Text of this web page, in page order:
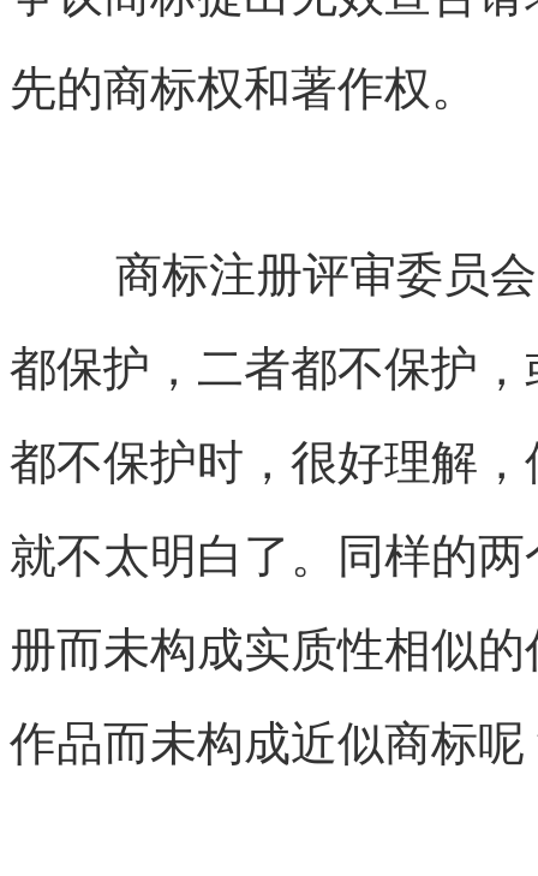
先的商标权和著作权。
商标注册评审委员
都保护，二者都不保护
都不保护时，很好理解
就不太明白了。同样的
册而未构成实质性相似
作品而未构成近似商标呢